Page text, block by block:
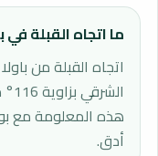
ما اتجاه القبلة في
اتجاه القبلة من
هذه المعلومة مع
أدق.